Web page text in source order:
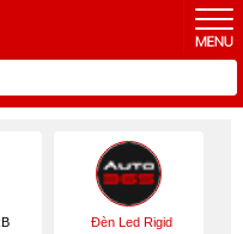
Đèn Led Rigid